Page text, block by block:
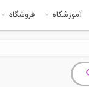
آموزشگاه فروشگاه